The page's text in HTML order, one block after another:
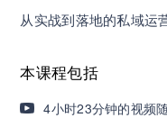
从实战到落地的私域运
本课程包括
4小时23分钟的视频